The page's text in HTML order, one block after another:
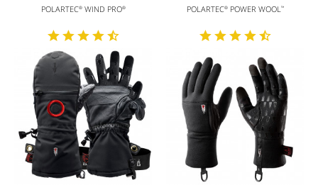
POLARTEC®WIND PRO® POLARTEC®POWER WOOL™